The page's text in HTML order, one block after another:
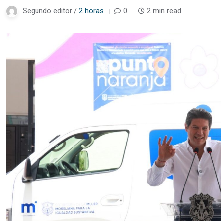
Segundo editor / 2 horas 0 2 min read